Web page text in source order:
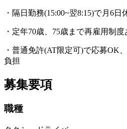
・隔日勤務(15:00~翌8:15)で月6日
・定年70歳、75歳まで再雇用制度
・普通免許(AT限定可)で応募OK
負担
募集要項
職種